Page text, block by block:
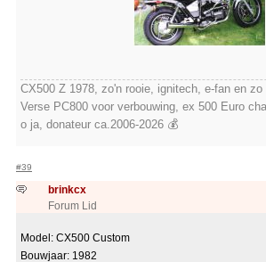
CX500 Z 1978, zo'n rooie, ignitech, e-fan en zo
Verse PC800 voor verbouwing, ex 500 Euro
o ja, donateur ca.2006-2026 💰
#39
brinkcx
Forum Lid
Model: CX500 Custom
Bouwjaar: 1982